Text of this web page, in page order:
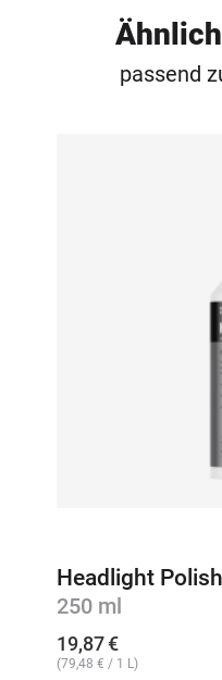
passend
Headlight
250 ml
19,87€
(79,48 € / 1 L)